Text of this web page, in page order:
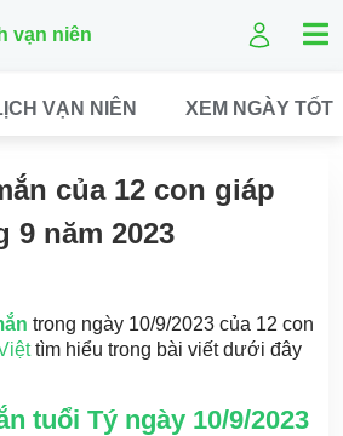
vạn niên
VẠN NIÊN XEM NGÀY TỐT
của 12 con giáp
9 năm 2023
trong ngày 10/9/2023 của 12 con
tìm hiểu trong bài viết dưới đây
tuổi Tý ngày 10/9/2023